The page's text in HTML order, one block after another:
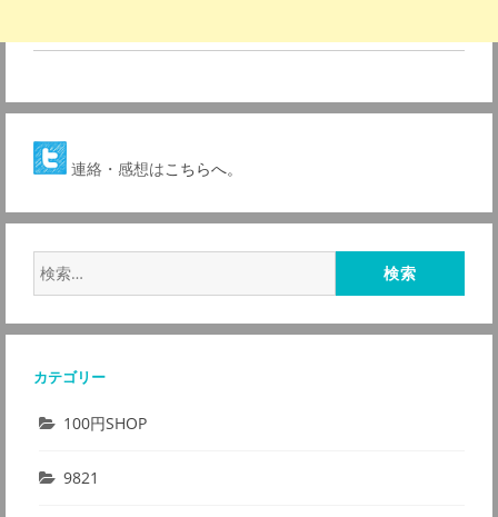
連絡・感想はこちらへ。
索:
カテゴリー
100円SHOP
9821